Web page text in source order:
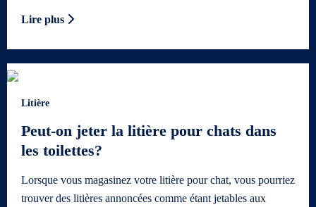
Lire plus
Litière
Peut-on jeter la litière pour chats dans
les toilettes?
Lorsque vous magasinez votre litière pour chat, vous pourriez
trouver des litières annoncées comme étant jetables aux